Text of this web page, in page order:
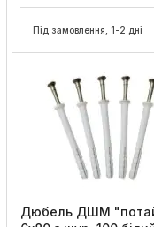
Під замовлення, 1-2 дні
Дюбель ДШМ